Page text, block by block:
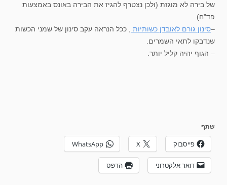
של בירה לא מוגזת (ולכן נצטרף להגיז את הבירה באונס באמצעות
פד"ח).
–סינון גורם לאובדן כשותיות
, ככל הנראה עקב סינון של שמני הכשות
שנדבקו לתאי השמרים.
– הגוף יהיה קליל יותר.
שתף
פייסבוק X
WhatsApp
דואר אלקטרוני הדפס